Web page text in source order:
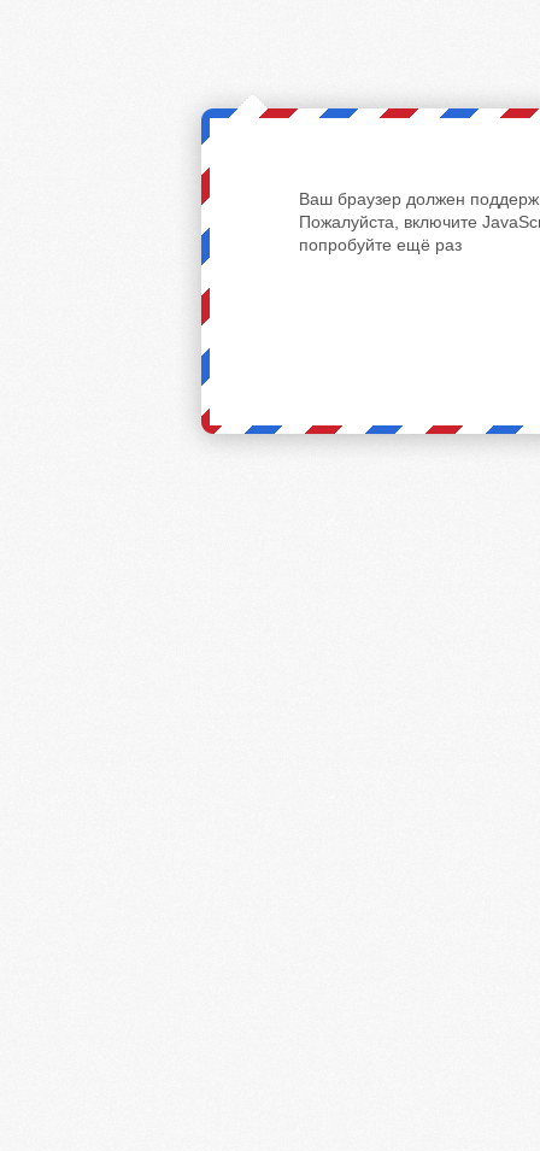
Ваш браузер должен
Пожалуйста, включите
попробуйте ещё раз